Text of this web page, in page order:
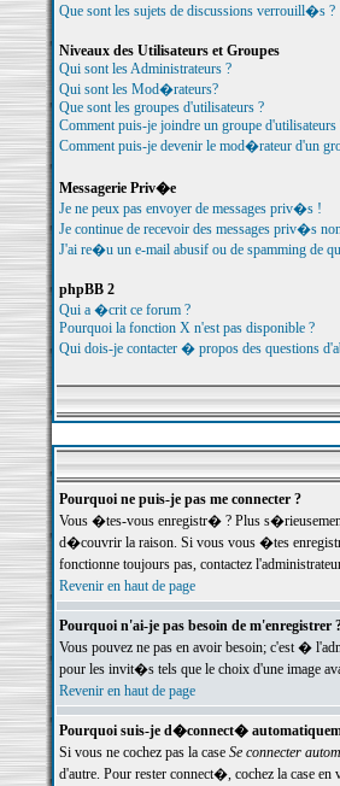
Que sont les sujets de discussions verrouill�s ?
Niveaux des Utilisateurs et Groupes
Qui sont les Administrateurs ?
Qui sont les Mod�rateurs?
Que sont les groupes d'utilisateurs ?
Comment puis-je joindre un groupe d'utilisateurs
Comment puis-je devenir le mod�rateur d'un
Messagerie Priv�e
Je ne peux pas envoyer de messages priv�s !
Je continue de recevoir des messages priv�s
J'ai re�u un e-mail abusif ou de spamming de
phpBB 2
Qui a �crit ce forum ?
Pourquoi la fonction X n'est pas disponible ?
Qui dois-je contacter � propos des questions
Pourquoi ne puis-je pas me connecter ?
Vous �tes-vous enregistr� ? Plus
d�couvrir la raison. Si vous vous �tes
fonctionne toujours pas, contactez
Revenir en haut de page
Pourquoi n'ai-je pas besoin de m'enregistrer
Vous pouvez ne pas en avoir besoin; c'est �
pour les invit�s tels que le choix d'une image
Revenir en haut de page
Pourquoi suis-je d�connect�
Si vous ne cochez pas la case Se connecter
d'autre. Pour rester connect�, cochez la case